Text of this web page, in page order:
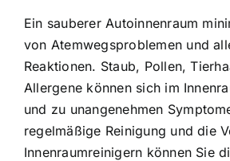
Ein sauberer Autoinnenraum
von Atemwegsproblemen und
Reaktionen. Staub, Pollen,
Allergene können sich im
und zu unangenehmen
regelmäßige Reinigung und die
Innenraumreinigern können Sie